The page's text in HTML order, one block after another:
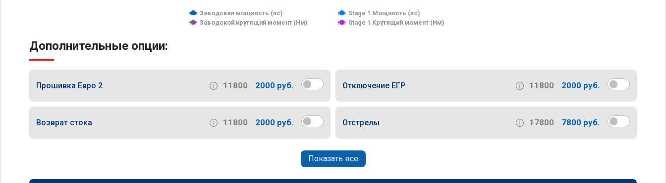
Заводская мощность (лс)
Stage 1 Мощность (лс)
Заводской крутящий момент (Нм)
Stage 1 Крутящий момент (Нм)
Дополнительные опции:
Прошивка Евро 2 11800 2000 руб. Отключение ЕГР 11800 2000 руб.
Возврат стока 11800 2000 руб. Отстрелы 17800 7800 руб.
Показать все